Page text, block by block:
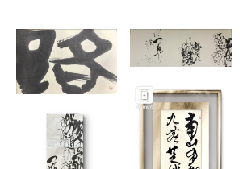
道」を創作の中心に据えて表現している
その即効性と直感力に基づいた作品は著名
ストへの贈呈作品として好評を得ている
2022年 作家 本田健氏の直感書道パーソナ